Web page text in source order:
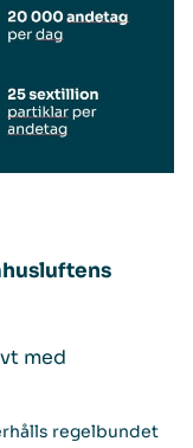
med
regelbundet